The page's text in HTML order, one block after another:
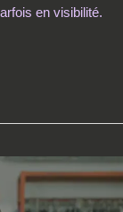
en visibilité.